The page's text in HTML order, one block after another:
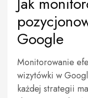
Google
Monitorowanie
wizytówki w
każdej strategii